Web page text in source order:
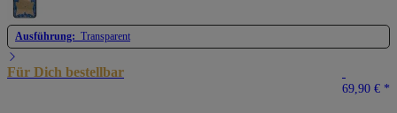
Ausführung: Transparent
Für Dich bestellbar
69,90 € *